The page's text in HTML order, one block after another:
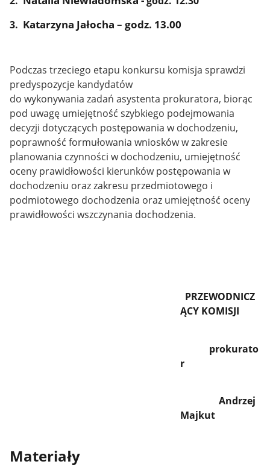
3. Katarzyna Jałocha – godz. 13.00
Podczas trzeciego etapu konkursu komisja sprawdzi
predyspozycje kandydatów
do wykonywania zadań asystenta prokuratora, biorąc
pod uwagę umiejętność szybkiego podejmowania
decyzji dotyczących postępowania w dochodzeniu,
poprawność formułowania wniosków w zakresie
planowania czynności w dochodzeniu, umiejętność
oceny prawidłowości kierunków postępowania w
dochodzeniu oraz zakresu przedmiotowego i
podmiotowego dochodzenia oraz umiejętność oceny
prawidłowości wszczynania dochodzenia.
PRZEWODNICZ
ĄCY KOMISJI
prokurato
r
Andrzej
Majkut
Materiały